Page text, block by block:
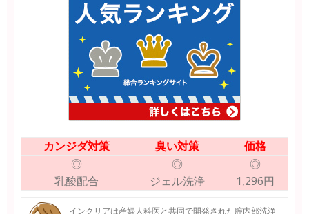
カンジダ対策 臭い対策
価格
◎
乳酸配合
◎
ジェル洗浄
◎
1,296円
インクリアは産婦人科医と共同で開発された膣内部洗浄